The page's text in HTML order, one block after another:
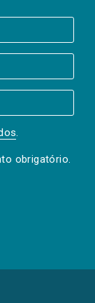
.
obrigatório.